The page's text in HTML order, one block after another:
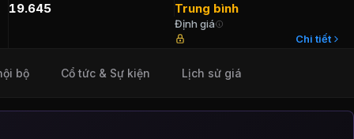
Công ty hoạt động trong các lĩnh vực in ấn, phát
19.645 Trung bình
Định giá
Chi tiết
bộ Cổ tức & Sự kiện Lịch sử giá